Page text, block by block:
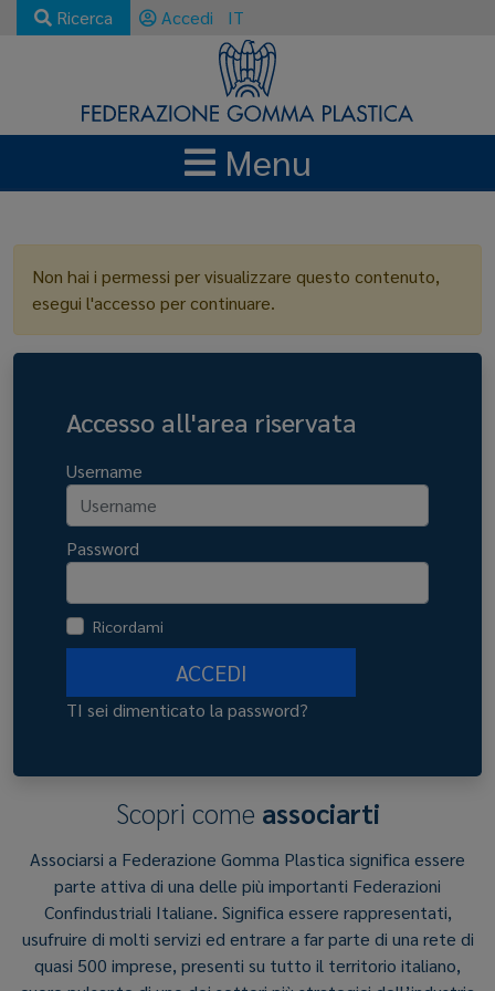
Ricerca Accedi IT
Menu
Non hai i permessi per visualizzare questo contenuto,
esegui l'accesso per continuare.
Accesso all'area riservata
Username
Password
Ricordami
ACCEDI
TI sei dimenticato la password?
Scopri come associarti
Associarsi a Federazione Gomma Plastica significa essere
parte attiva di una delle più importanti Federazioni
Confindustriali Italiane. Significa essere rappresentati,
usufruire di molti servizi ed entrare a far parte di una rete di
quasi 500 imprese, presenti su tutto il territorio italiano,